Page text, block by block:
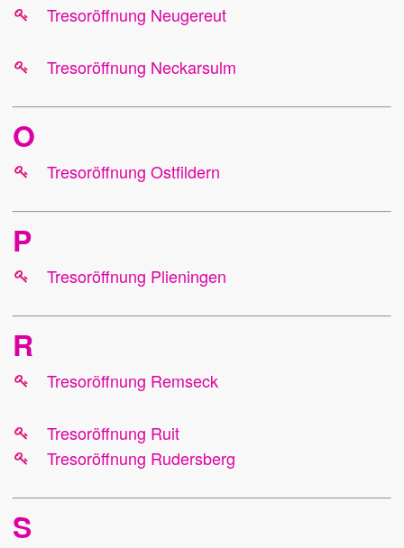
Tresoröffnung Neugereut
Tresoröffnung Neckarsulm
O
Tresoröffnung Ostfildern
P
Tresoröffnung Plieningen
R
Tresoröffnung Remseck
Tresoröffnung Ruit
Tresoröffnung Rudersberg
S